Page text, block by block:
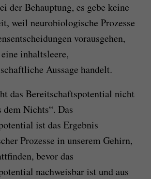
der Behauptung, es gebe keine
weil neurobiologische Prozesse
vorausgehen,
inhaltsleere,
Aussage handelt.
das Bereitschaftspotential nicht
Nichts“. Das
ist das Ergebnis
Prozesse in unserem Gehirn,
bevor das
nachweisbar ist und aus